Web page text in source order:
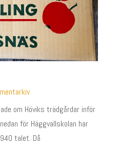
om Höviks trädgårdar inför
för Häggvallskolan har
talet. Då